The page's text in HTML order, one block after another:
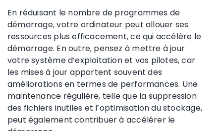
En réduisant le nombre de programmes de
démarrage, votre ordinateur peut allouer ses
ressources plus efficacement, ce qui accélère le
démarrage. En outre, pensez à mettre à jour
votre système d’exploitation et vos pilotes, car
les mises à jour apportent souvent des
améliorations en termes de performances. Une
maintenance régulière, telle que la suppression
des fichiers inutiles et l’optimisation du stockage,
peut également contribuer à accélérer le